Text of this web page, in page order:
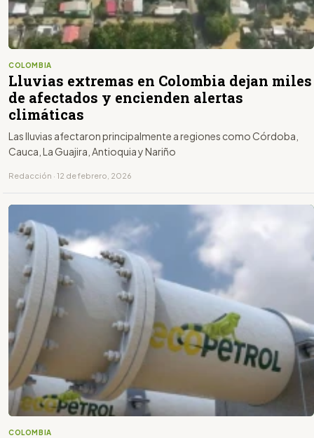
COLOMBIA
Lluvias extremas en Colombia dejan miles
de afectados y encienden alertas
climáticas
Las lluvias afectaron principalmente a regiones como Córdoba,
Cauca, La Guajira, Antioquia y Nariño
Redacción · 12 de febrero, 2026
COLOMBIA